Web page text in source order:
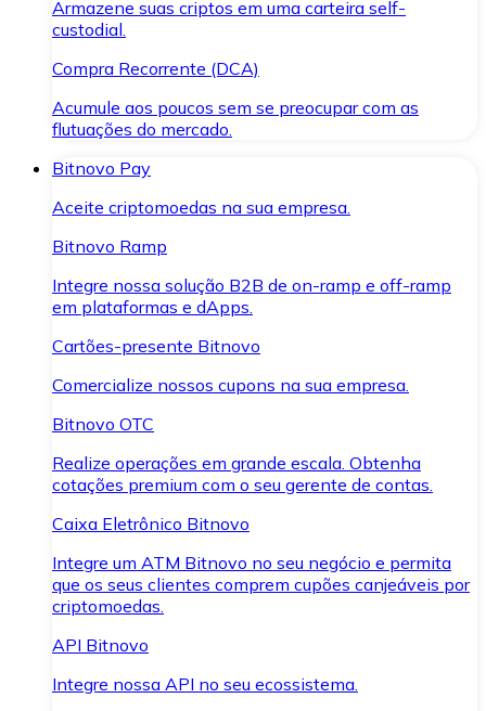
Armazene suas criptos em uma carteira self-
custodial.
Compra Recorrente (DCA)
Acumule aos poucos sem se preocupar com as
flutuações do mercado.
Bitnovo Pay
Aceite criptomoedas na sua empresa.
Bitnovo Ramp
Integre nossa solução B2B de on-ramp e off-ramp
em plataformas e dApps.
Cartões-presente Bitnovo
Comercialize nossos cupons na sua empresa.
Bitnovo OTC
Realize operações em grande escala. Obtenha
cotações premium com o seu gerente de contas.
Caixa Eletrônico Bitnovo
Integre um ATM Bitnovo no seu negócio e permita
que os seus clientes comprem cupões canjeáveis por
criptomoedas.
API Bitnovo
Integre nossa API no seu ecossistema.